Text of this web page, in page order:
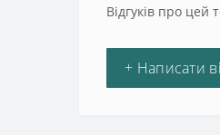
Відгуків про цей
+ Написати